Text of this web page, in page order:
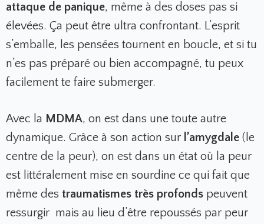
attaque de panique, même à des doses pas si
élevées. Ça peut être ultra confrontant. L’esprit
s’emballe, les pensées tournent en boucle, et si tu
n’es pas préparé ou bien accompagné, tu peux
facilement te faire submerger.
Avec la MDMA, on est dans une toute autre
dynamique. Grâce à son action sur l’amygdale (le
centre de la peur), on est dans un état où la peur
est littéralement mise en sourdine ce qui fait que
même des traumatismes très profonds peuvent
ressurgir mais au lieu d’être repoussés par peur